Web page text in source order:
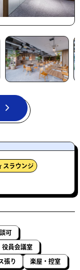
スラウンジ
可
役員会議室
張り 楽屋・控室